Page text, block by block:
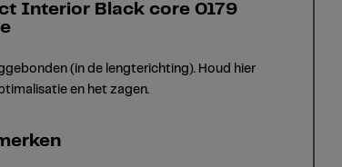
Interior Black core 0179
(in de lengterichting). Houd hier
en het zagen.